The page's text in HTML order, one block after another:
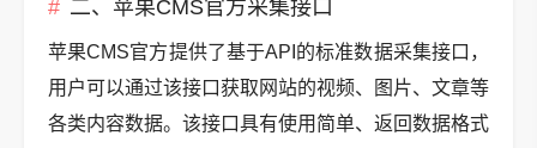
二、苹果CMS官方采集接口
苹果CMS官方提供了基于API的标准数据采集接口，
用户可以通过该接口获取网站的视频、图片、文章等
各类内容数据。该接口具有使用简单、返回数据格式